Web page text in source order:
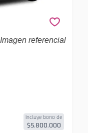
Imagen referencial
Wagon
Incluye bono de
$5.800.000